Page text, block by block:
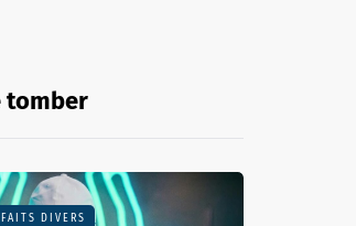
tomber
FAITS DIVERS